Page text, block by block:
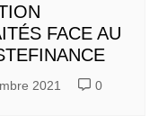
FACE AU
2021 0